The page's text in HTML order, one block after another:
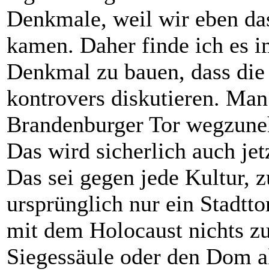
Denkmale, weil wir eben
kamen. Daher finde ich es
Denkmal zu bauen, dass
kontrovers diskutieren.
Brandenburger Tor
Das wird sicherlich auch
Das sei gegen jede Kultur,
ursprünglich nur ein
mit dem Holocaust nichts
Siegessäule oder den Dom